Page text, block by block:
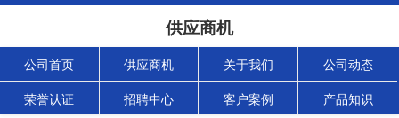
供应商机
公司首页 供应商机 关于我们 公司动态
荣誉认证 招聘中心 客户案例 产品知识